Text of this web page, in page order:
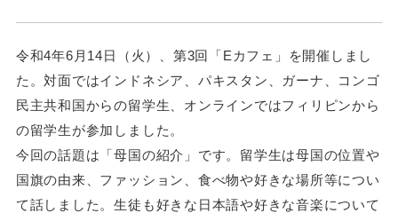
令和4年6月14日（火）、第3回「Eカフェ」を開催しまし
た。対面ではインドネシア、パキスタン、ガーナ、コンゴ
民主共和国からの留学生、オンラインではフィリピンから
の留学生が参加しました。
今回の話題は「母国の紹介」です。留学生は母国の位置や
国旗の由来、ファッション、食べ物や好きな場所等につい
て話しました。生徒も好きな日本語や好きな音楽について